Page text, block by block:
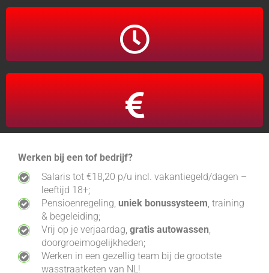
Fulltime / Parttime 16 - 38 uur
Salaris tot €18,20 p/u
Werken bij een tof bedrijf?
Salaris tot €18,20 p/u incl. vakantiegeld/dagen –
leeftijd 18+;
Pensioenregeling, uniek bonussysteem, training
& begeleiding;
Vrij op je verjaardag, gratis autowassen,
doorgroeimogelijkheden;
Werken in een gezellig team bij de grootste
wasstraatketen van NL!